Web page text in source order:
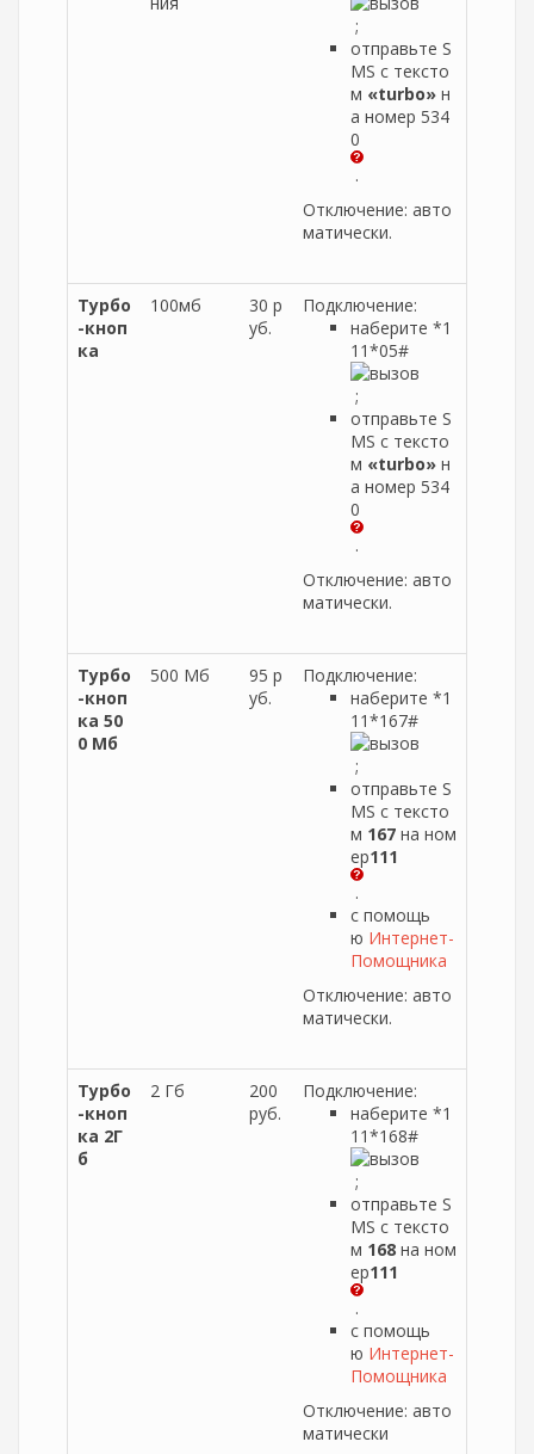
;
отправьте S
MS с тексто
м «turbo» н
а номер 534
0
.
Отключение: авто
матически.
Турбо
-кноп
ка
100мб
30 р
уб.
Подключение:
наберите *1
11*05#
;
отправьте S
MS с тексто
м «turbo» н
а номер 534
0
.
Отключение: авто
матически.
Турбо
-кноп
ка 50
0 Мб
500 Мб
95 р
уб.
Подключение:
наберите *1
11*167#
;
отправьте S
MS с тексто
м 167 на ном
ер111
.
с помощь
ю Интернет-
Помощника
Отключение: авто
матически.
Турбо
-кноп
ка 2Г
б
2 Гб
200
руб.
Подключение:
наберите *1
11*168#
;
отправьте S
MS с тексто
м 168 на ном
ер111
.
с помощь
ю Интернет-
Помощника
Отключение: авто
матически